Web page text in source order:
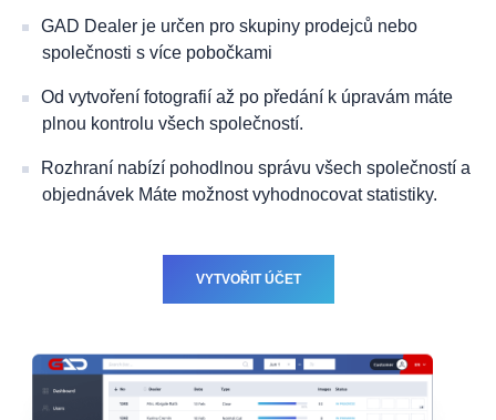
GAD Dealer je určen pro skupiny prodejců nebo
společnosti s více pobočkami
Od vytvoření fotografií až po předání k úpravám máte
plnou kontrolu všech společností.
Rozhraní nabízí pohodlnou správu všech společností a
objednávek Máte možnost vyhodnocovat statistiky.
VYTVOŘIT ÚČET